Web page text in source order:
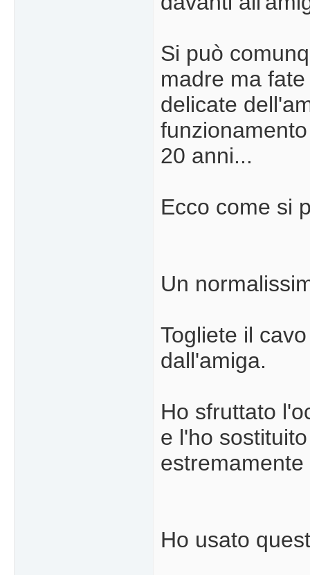
Si può
madre ma
delicate
20 anni...
Ecco come si
Un
Togliete il
dall'amiga.
Ho sfruttato
e l'ho
estremamente
Ho usato